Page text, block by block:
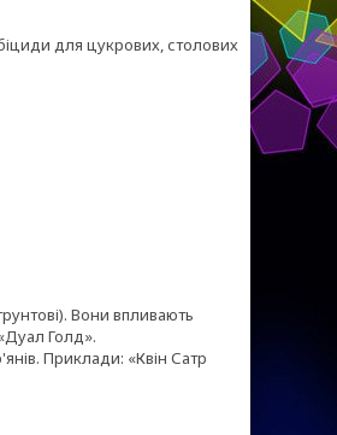
для цукрових, столових
Вони впливають
Голд».
Приклади: «Квін Сатр